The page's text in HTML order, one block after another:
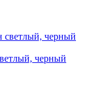
черный